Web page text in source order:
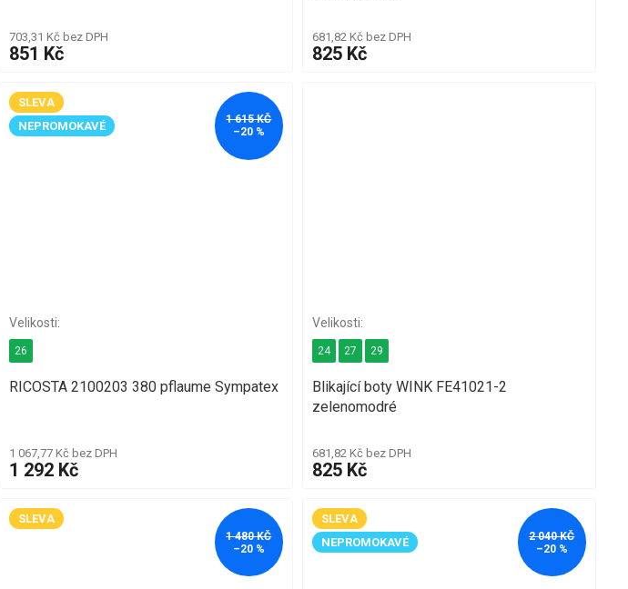
703,31 Kč bez DPH
851 Kč
681,82 Kč bez DPH
825 Kč
SLEVA
NEPROMOKAVÉ
1 615 KČ
–20 %
RICOSTA 2100203 380 pflaume Sympatex
1 067,77 Kč bez DPH
1 292 Kč
26
Blikající boty WINK FE41021-2
zelenomodré
681,82 Kč bez DPH
825 Kč
24 27 29
SLEVA
1 480 KČ
–20 %
SLEVA
NEPROMOKAVÉ
2 040 KČ
–20 %